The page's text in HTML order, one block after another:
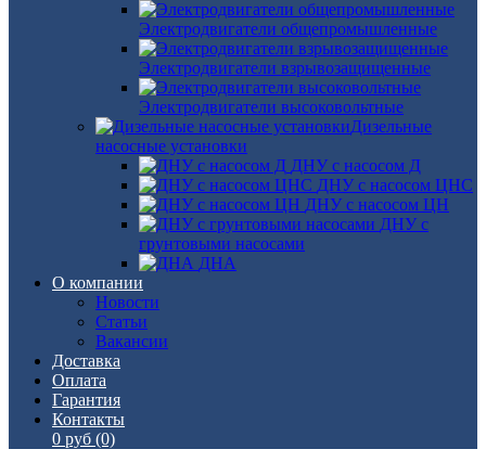
Электродвигатели общепромышленные
Электродвигатели взрывозащищенные
Электродвигатели высоковольтные
Дизельные
насосные установки
ДНУ с насосом Д
ДНУ с насосом ЦНС
ДНУ с насосом ЦН
ДНУ с
грунтовыми насосами
ДНА
О компании
Новости
Статьи
Вакансии
Доставка
Оплата
Гарантия
Контакты
0 руб (0)